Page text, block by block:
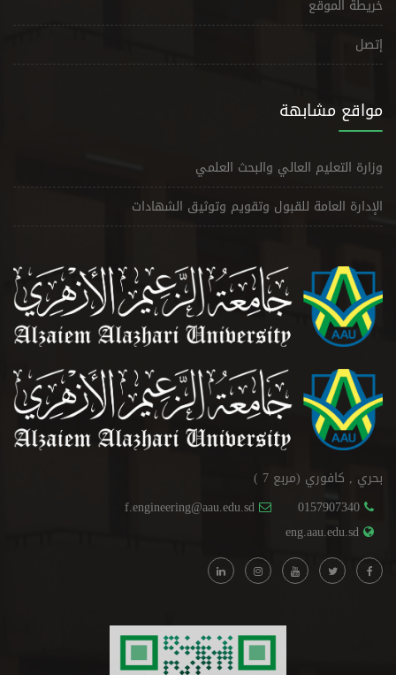
خريطة الموقع
إتصل
مواقع مشابهة
وزارة التعليم العالي والبحث العلمي
الإدارة العامة للقبول وتقويم وتوثيق الشهادات
بحري , كافوري (مربع 7 )
0157907340
f.engineering@aau.edu.sd
eng.aau.edu.sd